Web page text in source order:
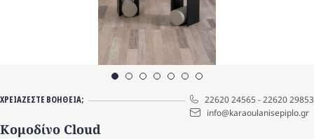
ΧΡΕΙΑΖΕΣΤΕ ΒΟΗΘΕΙΑ; 22620 24565-22620 29853
info@karaoulanisepiplo.gr
Κομοδίνο Cloud